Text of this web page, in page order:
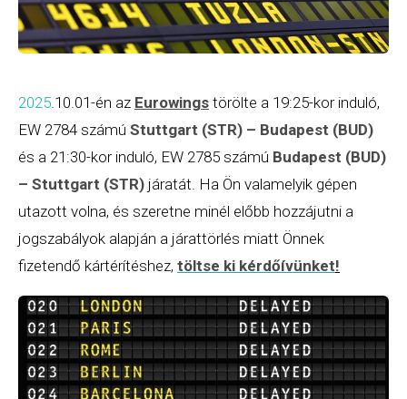
2025 .10.01-én az Eurowings törölte a 19:25-kor induló,
EW 2784 számú Stuttgart (STR) – Budapest (BUD)
és a 21:30-kor induló, EW 2785 számú Budapest (BUD)
– Stuttgart (STR) járatát. Ha Ön valamelyik gépen
utazott volna, és szeretne minél előbb hozzájutni a
jogszabályok alapján a járattörlés miatt Önnek
fizetendő kártérítéshez, töltse ki kérdőívünket!